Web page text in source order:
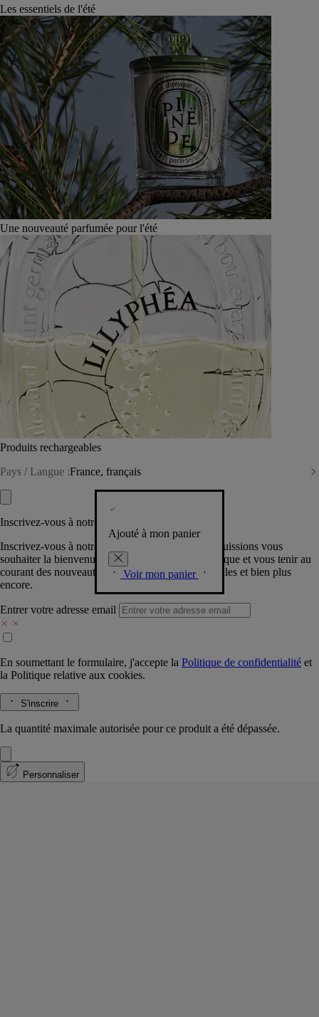
Les essentiels de l'été
Une nouveauté parfumée pour l'été
Produits rechargeables
Pays / Langue :France, français
Ajouté à mon panier
Voir mon panier
Inscrivez-vous à notre Newsletter
Inscrivez-vous à notre newsletter pour que nous puissions vous
souhaiter la bienvenue dans la communauté Diptyque et vous tenir au
courant des nouveautés, événements, offres spéciales et bien plus
encore.
Entrer votre adresse email
En soumettant le formulaire, j'accepte la Politique de confidentialité et
la Politique relative aux cookies.
S'inscrire
La quantité maximale autorisée pour ce produit a été dépassée.
Personnaliser